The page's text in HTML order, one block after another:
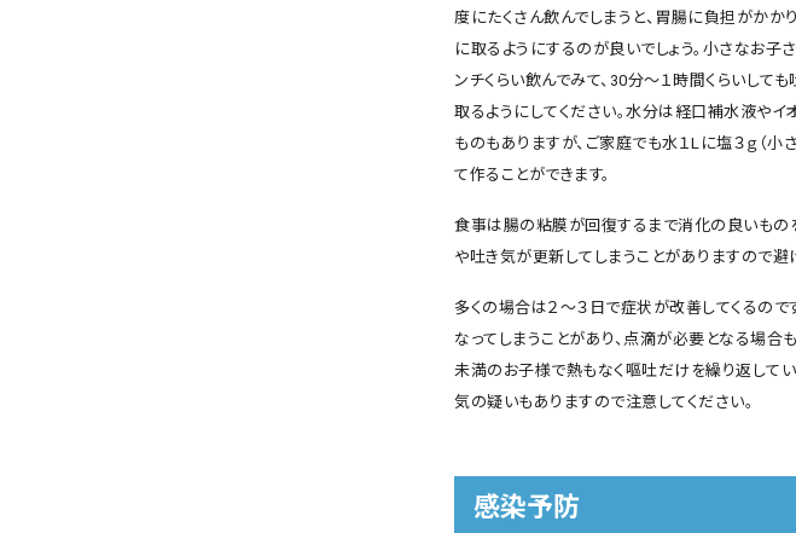
度にたくさん飲んでしまうと、胃腸に負担がかか
に取るようにするのが良いでしょう。小さなお子
ンチくらい飲んでみて、30分〜１時間くらいして
取るようにしてください。水分は経口補水液や
ものもありますが、ご家庭でも水１Lに塩３ｇ（小
て作ることができます。
食事は腸の粘膜が回復するまで消化の良いもの
や吐き気が更新してしまうことがありますので避
多くの場合は２〜３日で症状が改善してくるの
なってしまうことがあり、点滴が必要となる場合
未満のお子様で熱もなく嘔吐だけを繰り返して
気の疑いもありますので注意してください。
感染予防